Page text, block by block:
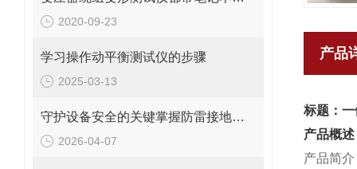
2020-09-23
学习操作动平衡测试仪的步骤
2025-03-13
守护设备安全的关键掌握防雷接地电阻的测量方法
2026-04-07
产品
标题：
产品概述
产品简介